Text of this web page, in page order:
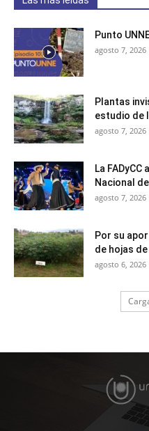
Punto
agosto 7, 2026
Plantas
estudio de
agosto 7, 2026
La
Nacional
agosto 7, 2026
Por su
de hojas
agosto 6, 2026